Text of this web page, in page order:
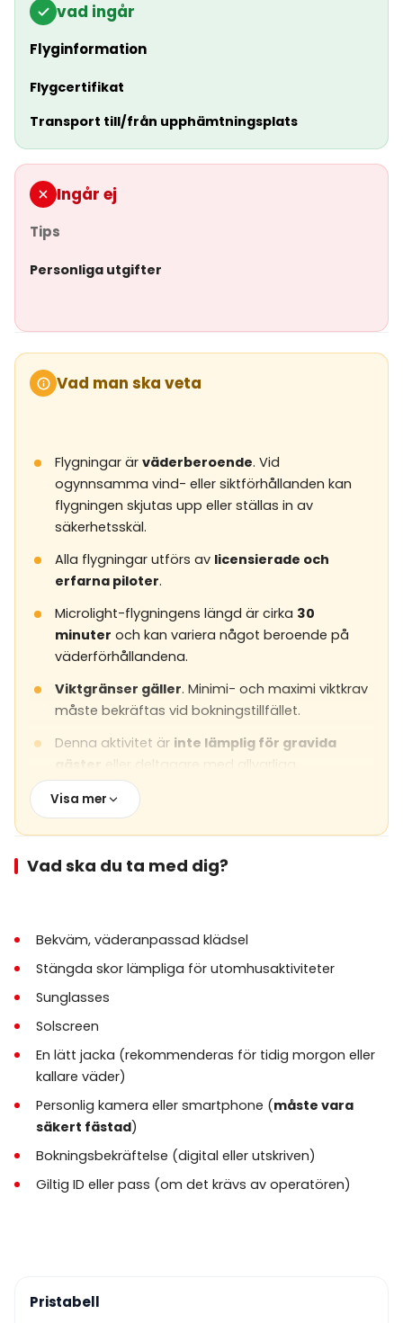
vad ingår
Flyginformation
Flygcertifikat
Transport till/från upphämtningsplats
Ingår ej
Tips
Personliga utgifter
Vad man ska veta
Flygningar är väderberoende. Vid
ogynnsamma vind- eller siktförhållanden kan
flygningen skjutas upp eller ställas in av
säkerhetsskäl.
Alla flygningar utförs av licensierade och
erfarna piloter.
Microlight-flygningens längd är cirka 30
minuter och kan variera något beroende på
väderförhållandena.
Viktgränser gäller. Minimi- och maximi viktkrav
måste bekräftas vid bokningstillfället.
Denna aktivitet är inte lämplig för gravida
eller deltagare med allvarliga
hjärtproblem eller medicinska tillstånd som kan
påverka flygsäkerheten.
Deltagareunder 18 årmåste ha förälders
samtycke.
Personliga kameror och smartphones är
tillåtnaendast om de är säkert fästaunder
flygningen.
Enobligatorisk säkerhetsgenomgång
före flygningen och deltagande krävs.
Om hotelltransfer väljs, kan
varieraberoende på väderförhållanden och
flygschemaläggning.
Gäster är ansvariga för attanlända i tid
upphämtningspunkten eller flygområdet.
Visa mer
Vad ska du ta med dig?
Bekväm, väderanpassad klädsel
Stängda skor lämpliga för utomhusaktiviteter
Sunglasses
Solscreen
En lätt jacka (rekommenderas för tidig morgon eller
kallare väder)
Personlig kamera eller smartphone (måste vara
säkert fästad)
Bokningsbekräftelse (digital eller utskriven)
Giltig ID eller pass (om det krävs av operatören)
Pristabell